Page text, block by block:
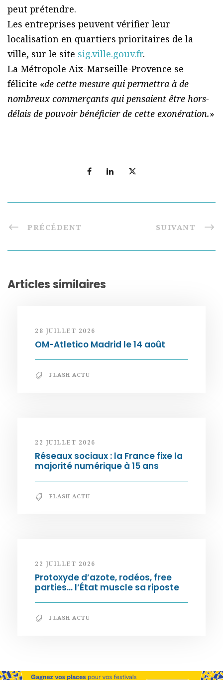
peut prétendre.
Les entreprises peuvent vérifier leur
localisation en quartiers prioritaires de la
ville, sur le site sig.ville.gouv.fr.
La Métropole Aix-Marseille-Provence se
félicite «de cette mesure qui permettra à de
nombreux commerçants qui pensaient être hors-
délais de pouvoir bénéficier de cette exonération.»
PRÉCÉDENT SUIVANT
Articles similaires
28 JUILLET 2026
OM-Atletico Madrid le 14 août
FLASH ACTU
22 JUILLET 2026
Réseaux sociaux : la France fixe la
majorité numérique à 15 ans
FLASH ACTU
22 JUILLET 2026
Protoxyde d’azote, rodéos, free
parties… l’État muscle sa riposte
FLASH ACTU